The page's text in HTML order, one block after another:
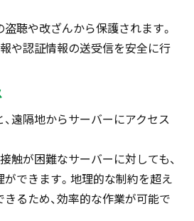
聴や改ざんから保護されます。
や認証情報の送受信を安全に行
遠隔地からサーバーにアクセス
触が困難なサーバーに対しても、
できます。地理的な制約を超え
るため、効率的な作業が可能で